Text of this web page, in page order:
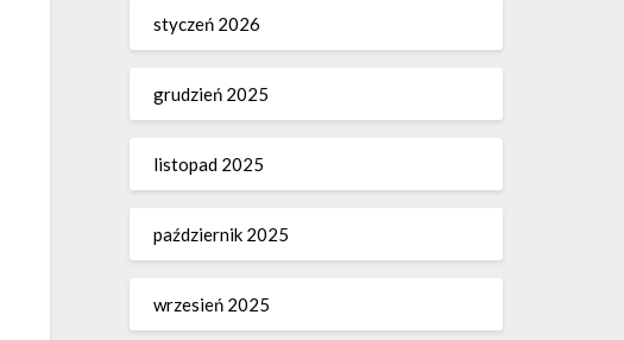
styczeń 2026
grudzień 2025
listopad 2025
październik 2025
wrzesień 2025